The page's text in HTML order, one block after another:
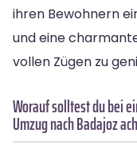
ihren Bewohnern
und eine
vollen Zügen zu
Worauf solltest du bei
Umzug nach Badajoz